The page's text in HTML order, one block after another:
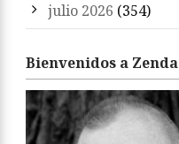
julio 2026 (354)
Bienvenidos a Zenda